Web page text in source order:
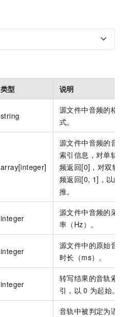
类型 说明
string
源文件中音频的格
式。
array[integer]
源文件中音频的音
索引信息，对单轨
频返回[0]，对双轨
频返回[0, 1]，以此
推。
integer
源文件中音频的采
率（Hz）。
integer
源文件中的原始音
时长（ms）。
integer
转写结果的音轨索
引，以 0 为起始。
音轨中被判定为语